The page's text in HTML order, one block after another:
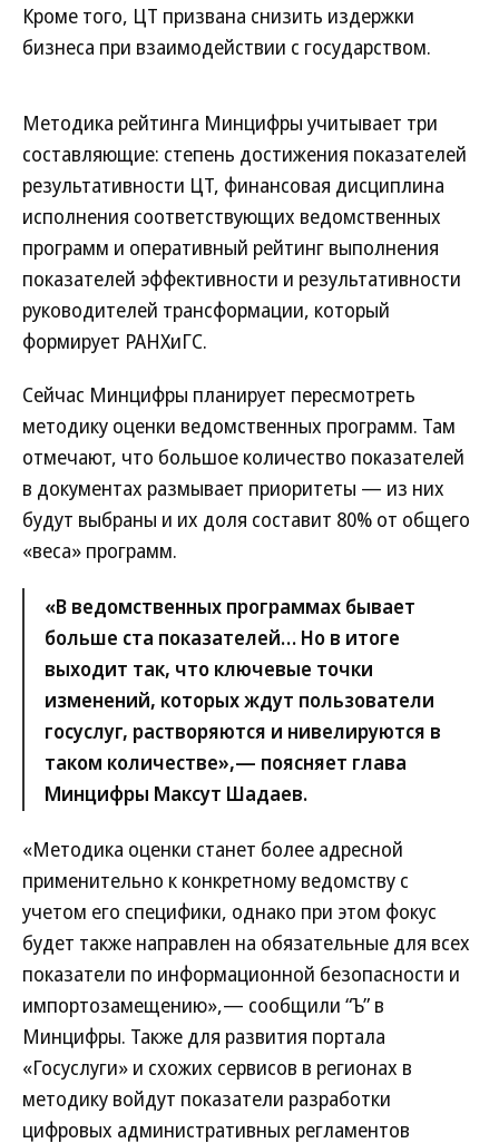
Кроме того, ЦТ призвана снизить издержки
бизнеса при взаимодействии с государством.
Методика рейтинга Минцифры учитывает три
составляющие: степень достижения показателей
результативности ЦТ, финансовая дисциплина
исполнения соответствующих ведомственных
программ и оперативный рейтинг выполнения
показателей эффективности и результативности
руководителей трансформации, который
формирует РАНХиГС.
Сейчас Минцифры планирует пересмотреть
методику оценки ведомственных программ. Там
отмечают, что большое количество показателей
в документах размывает приоритеты — из них
будут выбраны и их доля составит 80% от общего
«веса» программ.
«В ведомственных программах бывает
больше ста показателей… Но в итоге
выходит так, что ключевые точки
изменений, которых ждут пользователи
госуслуг, растворяются и нивелируются в
таком количестве»,— поясняет глава
Минцифры Максут Шадаев.
«Методика оценки станет более адресной
применительно к конкретному ведомству с
учетом его специфики, однако при этом фокус
будет также направлен на обязательные для всех
показатели по информационной безопасности и
импортозамещению»,— сообщили “Ъ” в
Минцифры. Также для развития портала
«Госуслуги» и схожих сервисов в регионах в
методику войдут показатели разработки
цифровых административных регламентов